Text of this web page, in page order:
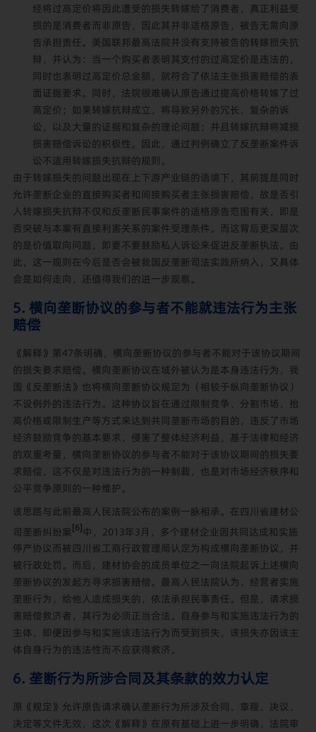
经将过高定价将因此遭受的损失转嫁给了消费者，真正利益受
损的是消费者而非原告，因此其并非适格原告，被告无需向原
告承担责任。美国联邦最高法院并没有支持被告的转嫁损失抗
辩，并认为：当一个购买者表明其支付的过高定价是违法的，
同时也表明过高定价总金额，就符合了依法主张损害赔偿的表
面证据要求。同时，法院很难确认原告通过提高价格转嫁了过
高定价；如果转嫁抗辩成立，将导致另外的冗长、复杂的诉
讼，以及大量的证据和复杂的理论问题；并且转嫁抗辩将减损
损害赔偿诉讼的积极性。因此，通过判例确立了反垄断案件诉
讼不适用转嫁损失抗辩的规则。
由于转嫁损失的问题出现在上下游产业链的语境下，其前提是同时
允许垄断企业的直接购买者和间接购买者主张损害赔偿，故是否引
入转嫁损失抗辩不仅和反垄断民事案件的适格原告范围有关，即是
否突破与本案有直接利害关系的案件受理条件。而这背后更深层次
的是价值取向问题，即要不要鼓励私人诉讼来促进反垄断执法。由
此，这一规则在今后是否会被我国反垄断司法实践所纳入，又具体
会是如何走向，还值得我们的进一步观察。
5. 横向垄断协议的参与者不能就违法行为主张
赔偿
《解释》第47条明确，横向垄断协议的参与者不能对于该协议期间
的损失要求赔偿。横向垄断协议在域外被认为是本身违法行为，我
国《反垄断法》也将横向垄断协议规定为（相较于纵向垄断协议）
不设例外的违法行为。这种协议旨在通过限制竞争、分割市场、抬
高价格或限制生产等方式来达到共同垄断市场的目的，违反了市场
经济鼓励竞争的基本要求，侵害了整体经济利益，基于法律和经济
的双重考量，横向垄断协议的参与者不能对于该协议期间的损失要
求赔偿，这不仅是对违法行为的一种制裁，也是对市场经济秩序和
公平竞争原则的一种维护。
该思路与此前最高人民法院公布的案例一脉相承。在四川省建材公
司垄断纠纷案 [6] 中，2013年3月，多个建材企业因共同达成和实施
停产协议而被四川省工商行政管理局认定为构成横向垄断协议，并
被行政处罚。而后，建材协会的成员单位之一向法院起诉上述横向
垄断协议的发起方寻求损害赔偿。最高人民法院认为，经营者实施
垄断行为，给他人造成损失的，依法承担民事责任。但是，请求损
害赔偿救济者，其行为必须正当合法。自身参与和实施违法行为的
主体，即便因参与和实施该违法行为而受到损失，该损失亦因该主
体自身行为的违法性而不应获得救济。
6. 垄断行为所涉合同及其条款的效力认定
原《规定》允许原告请求确认垄断行为所涉及合同、章程、决议、
决定等文件无效，这次《解释》在原有基础上进一步明确，法院审